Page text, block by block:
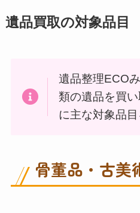
遺品買取の対象品目
遺品整理ECO
類の遺品を買
に主な対象品目
骨董品・古美